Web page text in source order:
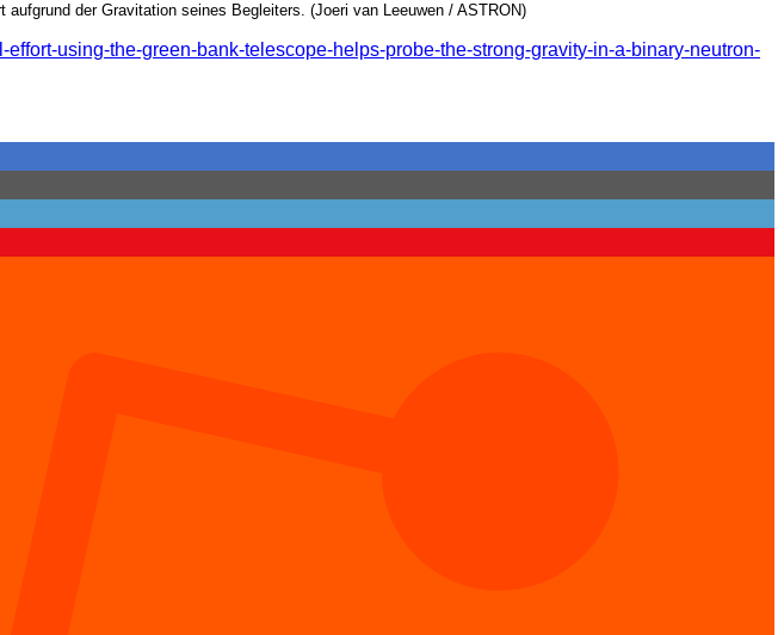
der Gravitation seines Begleiters. (Joeri van Leeuwen / ASTRON)
using-the-green-bank-telescope-helps-probe-the-strong-gravity-in-a-binary-neutron-